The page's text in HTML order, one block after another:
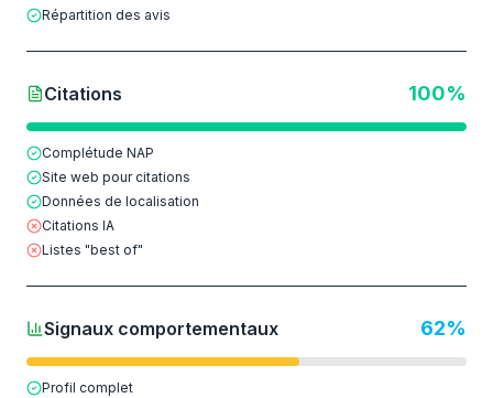
Répartition des avis
Citations 100%
Complétude NAP
Site web pour citations
Données de localisation
Citations IA
Listes "best of"
Signaux comportementaux 62%
Profil complet